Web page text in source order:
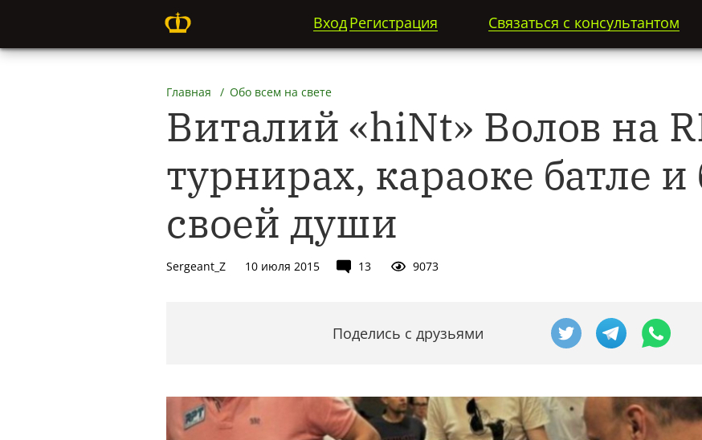
ВходРегистрация Связаться с консультантом
Главная Обо всем на свете
Виталий «hiNt» Волов на
турнирах, караоке батле и
своей души
Sergeant_Z 10 июля 2015 13 9073
Поделись с друзьями